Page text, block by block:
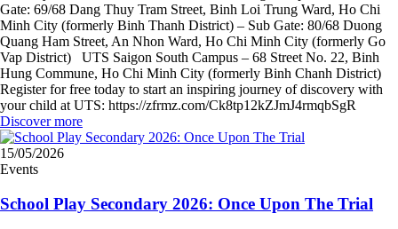
Gate: 69/68 Dang Thuy Tram Street, Binh Loi Trung Ward, Ho Chi
Minh City (formerly Binh Thanh District) – Sub Gate: 80/68 Duong
Quang Ham Street, An Nhon Ward, Ho Chi Minh City (formerly Go
Vap District) UTS Saigon South Campus – 68 Street No. 22, Binh
Hung Commune, Ho Chi Minh City (formerly Binh Chanh District)
Register for free today to start an inspiring journey of discovery with
your child at UTS: https://zfrmz.com/Ck8tp12kZJmJ4rmqbSgR
Discover more
15/05/2026
Events
School Play Secondary 2026: Once Upon The Trial